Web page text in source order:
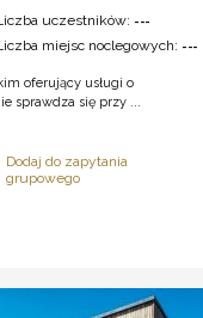
uczestników: ---
miejsc noclegowych: ---
oferujący usługi o
sprawdza się przy ...